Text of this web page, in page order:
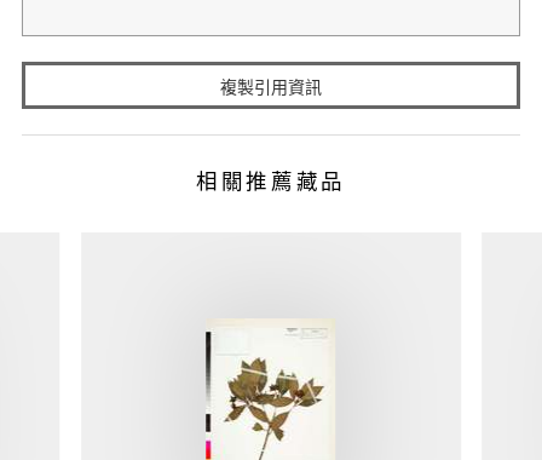
複製引用資訊
相關推薦藏品